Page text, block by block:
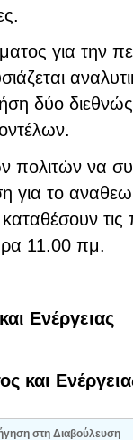
για την
δύο διεθνώς
πολιτών να
για το
τις
11.00 πμ.
και
και
στη Διαβούλευση